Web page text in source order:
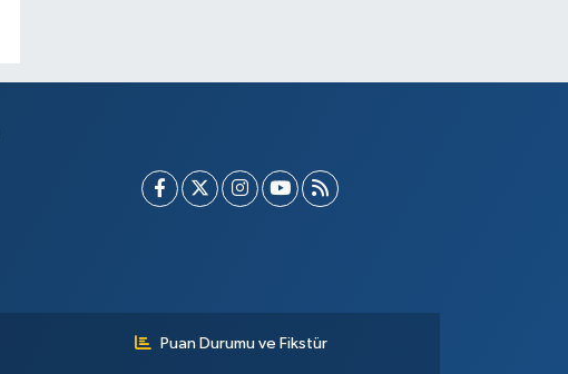
Puan Durumu ve Fikstür